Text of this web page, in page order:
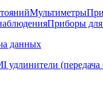
Мультиметры
Приборы
данных
удлинители (передача